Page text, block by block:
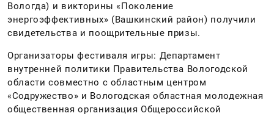
Вологда) и викторины «Поколение
энергоэффективных» (Вашкинский район) получили
свидетельства и поощрительные призы.
Организаторы фестиваля игры: Департамент
внутренней политики Правительства Вологодской
области совместно с областным центром
«Содружество» и Вологодская областная молодежная
общественная организация Общероссийской